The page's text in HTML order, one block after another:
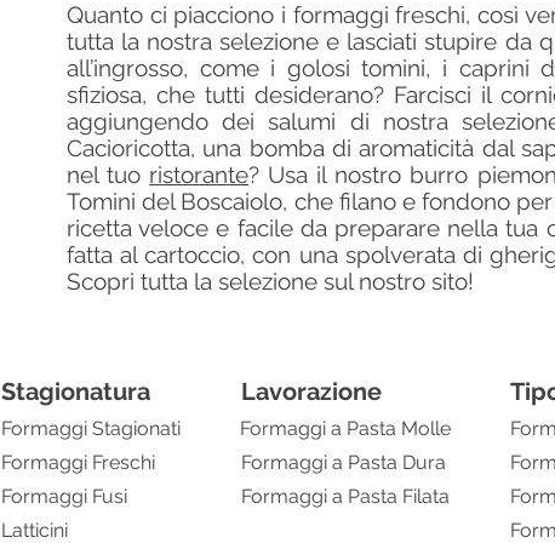
Quanto ci piacciono i formaggi freschi, così
tutta la nostra selezione e lasciati stupire da
all’ingrosso, come i golosi tomini, i
sfiziosa, che tutti desiderano? Farcisci il
aggiungendo dei salumi di nostra
Cacioricotta, una bomba di aromaticità dal
nel tuo ristorante? Usa il nostro burro
Tomini del Boscaiolo, che filano e fondono
ricetta veloce e facile da preparare nella tua
fatta al cartoccio, con una spolverata di
Scopri tutta la selezione sul nostro sito!
Stagionatura Lavorazione
Formaggi Stagionati
Formaggi Freschi
Formaggi Fusi
Formaggi a Pasta Molle
Formaggi a Pasta Dura
Formaggi a Pasta Filata
Latticini